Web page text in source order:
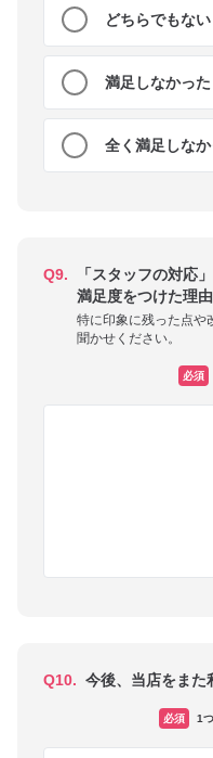
どちらでもない
満足しなかった
全く満足しな
Q9.
「スタッフの対応
満足度をつけた理
特に印象に残った点や
聞かせください。
必須
Q10. 今後、当店をまた
必須 1